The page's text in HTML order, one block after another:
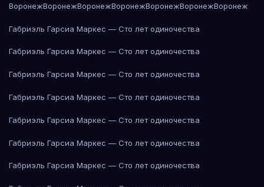
ВоронежВоронежВоронежВоронежВоронежВоронежВоронеж
Габриэль Гарсиа Маркес — Сто лет одиночества
Габриэль Гарсиа Маркес — Сто лет одиночества
Габриэль Гарсиа Маркес — Сто лет одиночества
Габриэль Гарсиа Маркес — Сто лет одиночества
Габриэль Гарсиа Маркес — Сто лет одиночества
Габриэль Гарсиа Маркес — Сто лет одиночества
Габриэль Гарсиа Маркес — Сто лет одиночества